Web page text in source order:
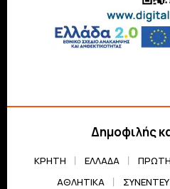
Δημοφιλής
ΚΡΗΤΗ ΕΛΛΆΔΑ ΠΡΏΤΗ
ΑΘΛΗΤΙΚΆ